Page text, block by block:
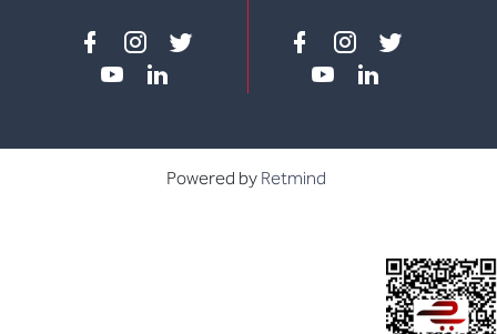
Facebook
instagram
twitter
Facebook
instagram
twitter
Powered by Retmind